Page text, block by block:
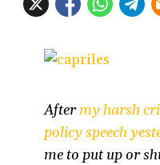
Aftermy harsh
policy speech
me to put up or